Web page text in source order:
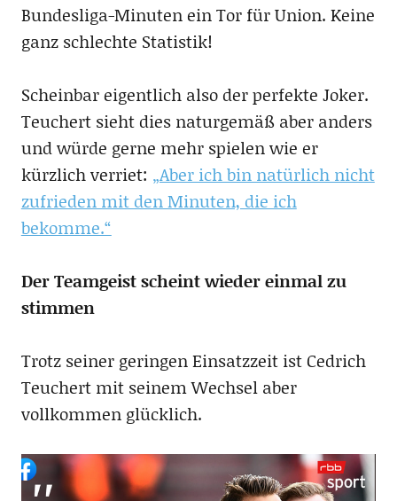
Bundesliga-Minuten ein Tor für Union. Keine
ganz schlechte Statistik!
Scheinbar eigentlich also der perfekte Joker.
Teuchert sieht dies naturgemäß aber anders
und würde gerne mehr spielen wie er
kürzlich verriet: „Aber ich bin natürlich nicht
zufrieden mit den Minuten, die ich
bekomme.“
Der Teamgeist scheint wieder einmal zu
stimmen
Trotz seiner geringen Einsatzzeit ist Cedrich
Teuchert mit seinem Wechsel aber
vollkommen glücklich.